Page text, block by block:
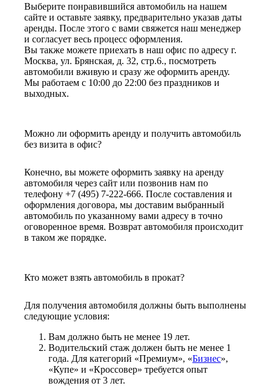
Выберите понравившийся автомобиль на нашем
сайте и оставьте заявку, предварительно указав даты
аренды. После этого с вами свяжется наш менеджер
и согласует весь процесс оформления.
Вы также можете приехать в наш офис по адресу г.
Москва, ул. Брянская, д. 32, стр.6., посмотреть
автомобили вживую и сразу же оформить аренду.
Мы работаем с 10:00 до 22:00 без праздников и
выходных.
Можно ли оформить аренду и получить автомобиль
без визита в офис?
Конечно, вы можете оформить заявку на аренду
автомобиля через сайт или позвонив нам по
телефону +7 (495) 7-222-666. После составления и
оформления договора, мы доставим выбранный
автомобиль по указанному вами адресу в точно
оговоренное время. Возврат автомобиля происходит
в таком же порядке.
Кто может взять автомобиль в прокат?
Для получения автомобиля должны быть выполнены
следующие условия:
Вам должно быть не менее 19 лет.
Водительский стаж должен быть не менее 1
года. Для категорий «Премиум», «Бизнес»,
«Купе» и «Кроссовер» требуется опыт
вождения от 3 лет.